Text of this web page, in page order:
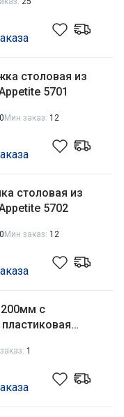
столовая из
5701
Мин заказ: 12
столовая из
5702
Мин заказ: 12
с
1